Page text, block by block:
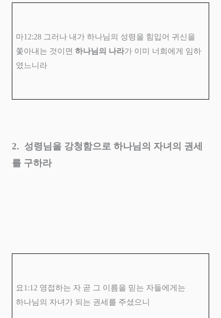
마12:28 그러나 내가 하나님의 성령을 힘입어 귀신을
쫓아내는 것이면하나님의 나라가 이미 너희에게 임하
였느니라
2. 성령님을 강청함으로 하나님의 자녀의 권세
를 구하라
요1:12 영접하는 자 곧 그 이름을 믿는 자들에게는
하나님의 자녀가 되는 권세를 주셨으니